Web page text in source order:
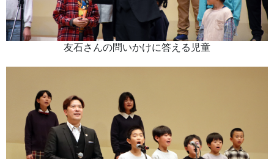
友石さんの問いかけに答える児童